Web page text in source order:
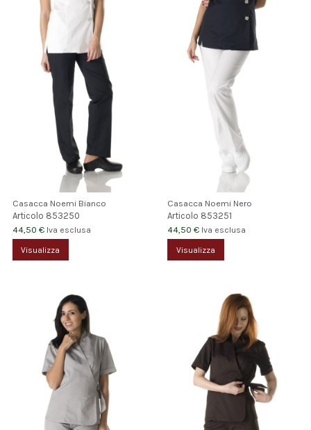
Casacca Noemi Bianco
Articolo 853250
44,50 € Iva esclusa
Visualizza
Casacca Noemi Nero
Articolo 853251
44,50 € Iva esclusa
Visualizza